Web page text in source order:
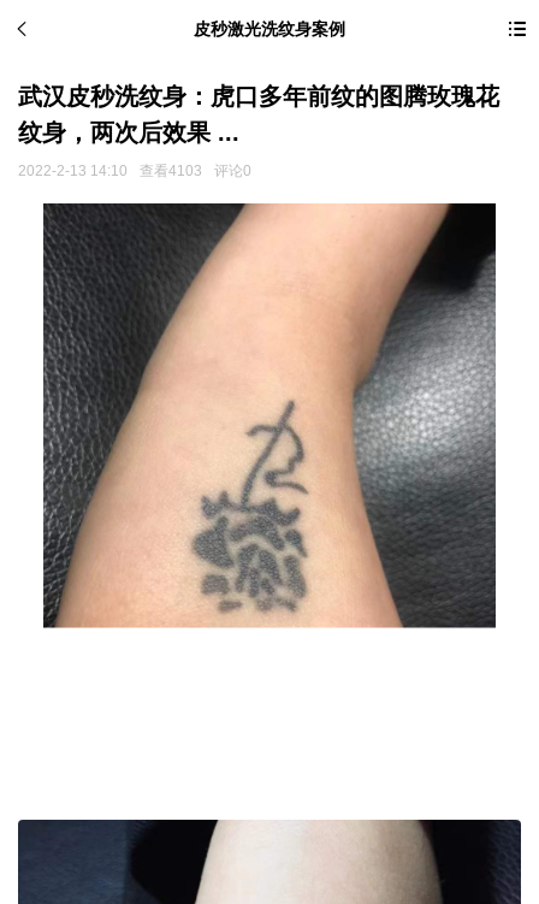
皮秒激光洗纹身案例
武汉皮秒洗纹身：虎口多年前纹的图腾玫瑰花
纹身，两次后效果 ...
2022-2-13 14:10 查看4103 评论0